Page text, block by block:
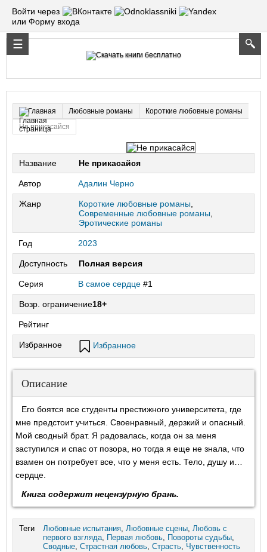
Войти через
или Форму входа
Главная Любовные романы
Короткие любовные романы
Не прикасайся
Название Не прикасайся
Автор Адалин Черно
Жанр Короткие любовные романы,
Современные любовные романы,
Эротические романы
Год 2023
Доступность Полная версия
Серия В самое сердце #1
Возр. ограничение18+
Рейтинг
Избранное Избранное
Описание
Его боятся все студенты престижного университета, где
мне предстоит учиться. Своенравный, дерзкий и опасный.
Мой сводный брат. Я радовалась, когда он за меня
заступился и спас от позора, но тогда я еще не знала, что
взамен он потребует все, что у меня есть. Тело, душу и…
сердце.
Книга содержит нецензурную брань.
Теги Любовные испытания, Любовные сцены, Любовь с
первого взгляда, Первая любовь, Повороты судьбы,
Сводные, Страстная любовь, Страсть, Чувственность